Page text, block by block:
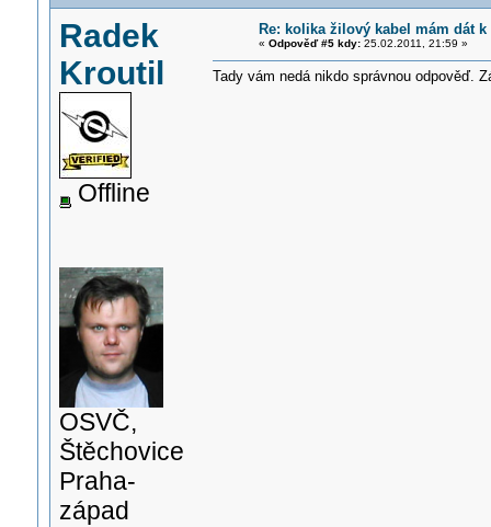
Radek
Kroutil
Offline
OSVČ,
Štěchovice
Praha-
západ
Re: kolika žilový kabel mám dát
« Odpověď #5 kdy:25.02.2011, 21:59 »
Tady vám nedá nikdo správnou odpověď.